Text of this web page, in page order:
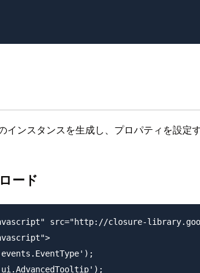
インスタンスを生成し、プロパティを設定
ード
src="http://closure-